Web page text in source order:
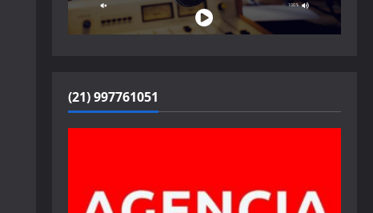
(21) 997761051